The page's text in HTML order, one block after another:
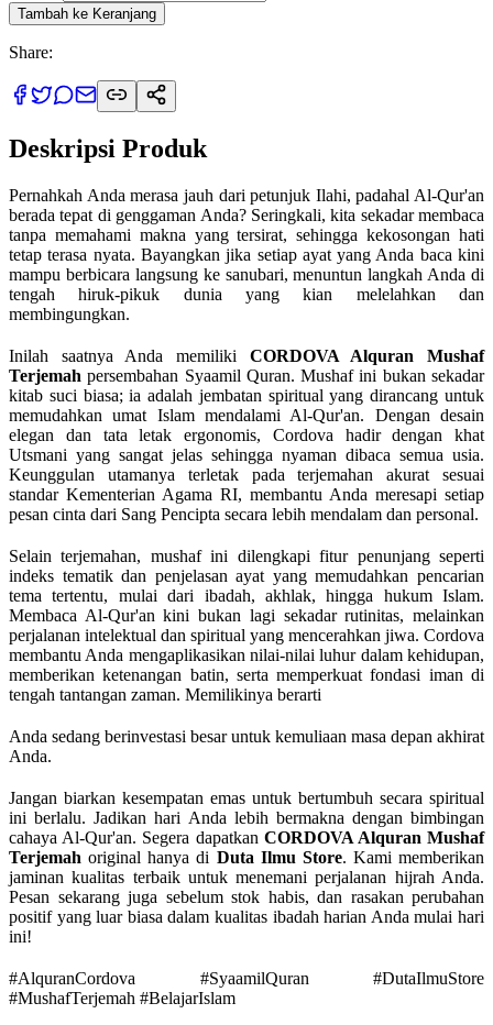
Tambah ke Keranjang
Share:
Deskripsi Produk
Pernahkah Anda merasa jauh dari petunjuk Ilahi, padahal Al-Qur'an
berada tepat di genggaman Anda? Seringkali, kita sekadar membaca
tanpa memahami makna yang tersirat, sehingga kekosongan hati
tetap terasa nyata. Bayangkan jika setiap ayat yang Anda baca kini
mampu berbicara langsung ke sanubari, menuntun langkah Anda di
tengah hiruk-pikuk dunia yang kian melelahkan dan
membingungkan.
Inilah saatnya Anda memiliki CORDOVA Alquran Mushaf
Terjemah persembahan Syaamil Quran. Mushaf ini bukan sekadar
kitab suci biasa; ia adalah jembatan spiritual yang dirancang untuk
memudahkan umat Islam mendalami Al-Qur'an. Dengan desain
elegan dan tata letak ergonomis, Cordova hadir dengan khat
Utsmani yang sangat jelas sehingga nyaman dibaca semua usia.
Keunggulan utamanya terletak pada terjemahan akurat sesuai
standar Kementerian Agama RI, membantu Anda meresapi setiap
pesan cinta dari Sang Pencipta secara lebih mendalam dan personal.
Selain terjemahan, mushaf ini dilengkapi fitur penunjang seperti
indeks tematik dan penjelasan ayat yang memudahkan pencarian
tema tertentu, mulai dari ibadah, akhlak, hingga hukum Islam.
Membaca Al-Qur'an kini bukan lagi sekadar rutinitas, melainkan
perjalanan intelektual dan spiritual yang mencerahkan jiwa. Cordova
membantu Anda mengaplikasikan nilai-nilai luhur dalam kehidupan,
memberikan ketenangan batin, serta memperkuat fondasi iman di
tengah tantangan zaman. Memilikinya berarti
Anda sedang berinvestasi besar untuk kemuliaan masa depan akhirat
Anda.
Jangan biarkan kesempatan emas untuk bertumbuh secara spiritual
ini berlalu. Jadikan hari Anda lebih bermakna dengan bimbingan
cahaya Al-Qur'an. Segera dapatkan CORDOVA Alquran Mushaf
Terjemah original hanya di Duta Ilmu Store. Kami memberikan
jaminan kualitas terbaik untuk menemani perjalanan hijrah Anda.
Pesan sekarang juga sebelum stok habis, dan rasakan perubahan
positif yang luar biasa dalam kualitas ibadah harian Anda mulai hari
ini!
#AlquranCordova #SyaamilQuran #DutaIlmuStore
#MushafTerjemah #BelajarIslam